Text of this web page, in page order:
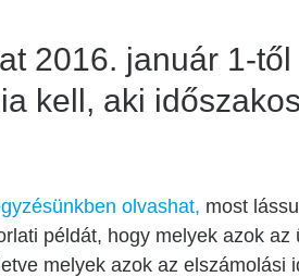
2016. január 1-től
kell, aki
olvashat, most
példát, hogy melyek azok az
melyek azok az elszámolási